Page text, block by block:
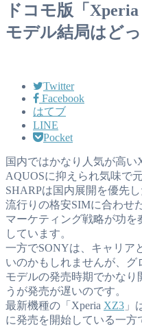
ドコモ版「
モデル結局はど
Twitter
Facebook
はてブ
LINE
Pocket
国内ではかなり人気が高い
AQUOSに抑えられ気味で
SHARPは国内展開を優先
流行りの格安SIMに合わせ
マーケティング戦略が功
しています。
一方でSONYは、キャリア
いのかもしれませんが、
モデルの発売時期でかなり
うが発売が遅いのです。
最新機種の「Xperia XZ3 」
に発売を開始している一方